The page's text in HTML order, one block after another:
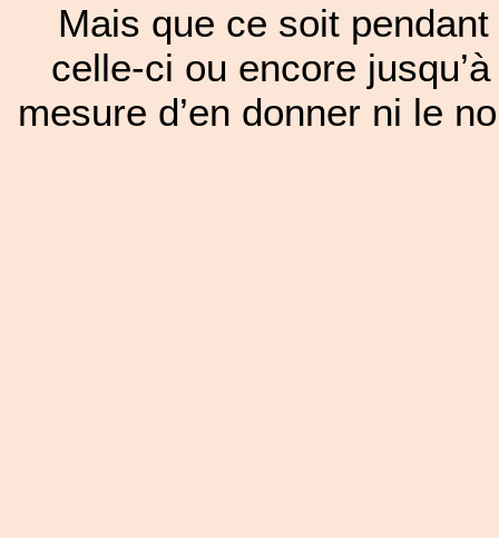
Mais que ce soit
celle-ci ou encore
mesure d’en donner ni le